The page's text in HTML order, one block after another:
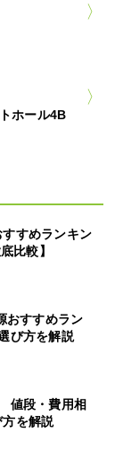
ホール4B
すめランキン
比較】
おすすめラン
び方を解説
値段・費用相
を解説